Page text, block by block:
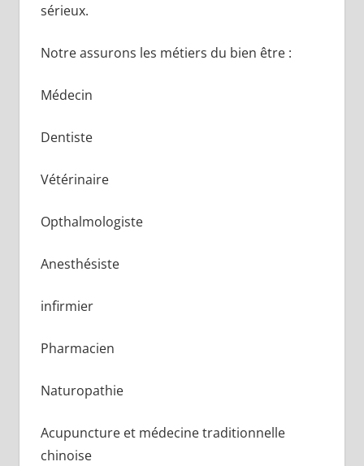
sérieux.
Notre assurons les métiers du bien être :
Médecin
Dentiste
Vétérinaire
Opthalmologiste
Anesthésiste
infirmier
Pharmacien
Naturopathie
Acupuncture et médecine traditionnelle
chinoise